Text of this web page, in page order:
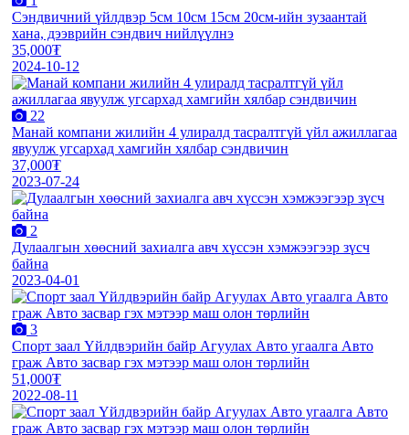
Сэндвичний үйлдвэр 5см 10см 15см 20см-ийн зузаантай
хана, дээврийн сэндвич нийлүүлнэ
35,000₮
2024-10-12
22
Манай компани жилийн 4 улиралд тасралтгүй үйл ажиллагаа
явуулж угсархад хамгийн хялбар сэндвичин
37,000₮
2023-07-24
2
Дулаалгын хөөсний захиалга авч хүссэн хэмжээгээр зүсч
байна
2023-04-01
3
Спорт заал Үйлдвэрийн байр Агуулах Авто угаалга Авто
граж Авто засвар гэх мэтээр маш олон төрлийн
51,000₮
2022-08-11